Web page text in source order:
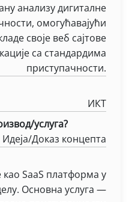
анализу дигиталне
омогућавајући
своје веб сајтове
са стандардима
приступачности.
ИКТ
услуга?
Идеја/Доказ концепта
SaaS платформа у
Основна услуга —